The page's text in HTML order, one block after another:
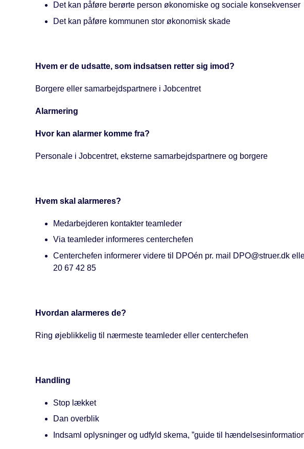
Det kan påføre berørte person økonomiske og sociale konsekvenser
Det kan påføre kommunen stor økonomisk skade
Hvem er de udsatte, som indsatsen retter sig imod?
Borgere eller samarbejdspartnere i Jobcentret
Alarmering
Hvor kan alarmer komme fra?
Personale i Jobcentret, eksterne samarbejdspartnere og borgere
Hvem skal alarmeres?
Medarbejderen kontakter teamleder
Via teamleder informeres centerchefen
Centerchefen informerer videre til DPOén pr. mail DPO@struer.dk
20 67 42 85
Hvordan alarmeres de?
Ring øjeblikkelig til nærmeste teamleder eller centerchefen
Handling
Stop lækket
Dan overblik
Indsaml oplysninger og udfyld skema, ”guide til